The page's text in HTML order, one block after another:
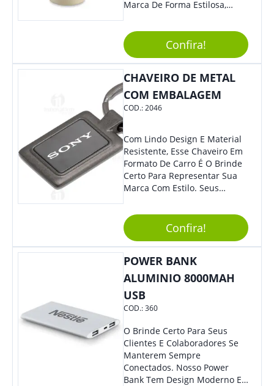
Marca De Forma Estilosa,
Empresa Em Eventos,
Reuniões Corporativas Ou Até
Mesmo Para Presentear
Colaboradores.
Confira!
CHAVEIRO DE METAL
COM EMBALAGEM
COD.:2046
Com Lindo Design E Material
Resistente, Esse Chaveiro Em
Formato De Carro É O Brinde
Certo Para Representar Sua
Marca Com Estilo. Seus
Adorar.
Confira!
POWER BANK
ALUMINIO 8000MAH
USB
COD.:360
O Brinde Certo Para Seus
Clientes E Colaboradores Se
Manterem Sempre
Conectados. Nosso Power
Bank Tem Design Moderno E